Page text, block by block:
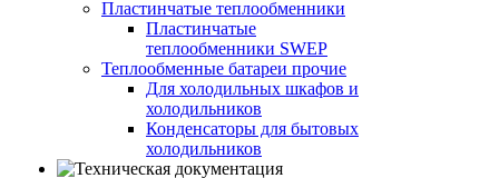
Пластинчатые теплообменники
Пластинчатые
теплообменники SWEP
Теплообменные батареи прочие
Для холодильных шкафов и
холодильников
Конденсаторы для бытовых
холодильников